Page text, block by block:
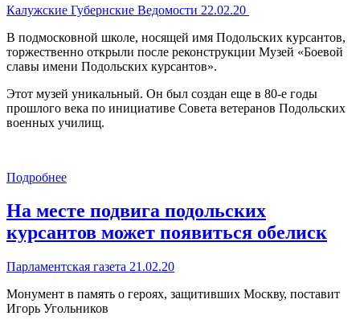
Калужские Губернские Ведомости 22.02.20
В подмосковной школе, носящей имя Подольских курсантов,
торжественно открыли после реконструкции Музей «Боевой
славы имени Подольских курсантов».
Этот музей уникальный. Он был создан еще в 80-е годы
прошлого века по инициативе Совета ветеранов Подольских
военных училищ.
Подробнее
На месте подвига подольских
курсантов может появиться обелиск
Парламентская газета 21.02.20
Монумент в память о героях, защитивших Москву, поставит
Игорь Угольников